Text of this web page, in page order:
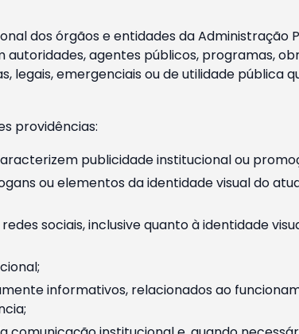
dos órgãos e entidades da Administração
agentes públicos, programas,
emergenciais ou de utilidade pública
providências:
publicidade institucional ou
ou elementos da identidade visual do
sociais, inclusive quanto à identidade
informativos, relacionados ao